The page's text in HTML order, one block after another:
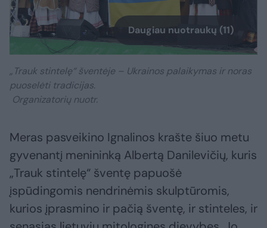
Daugiau nuotraukų (11)
„Trauk stintelę“ šventėje – Ukrainos palaikymas ir noras
puoselėti tradicijas.
Organizatorių nuotr.
Meras pasveikino Ignalinos krašte šiuo metu
gyvenantį menininką Albertą Danilevičių, kuris
„Trauk stintelę“ šventę papuošė
įspūdingomis nendrinėmis skulptūromis,
kurios įprasmino ir pačią šventę, ir stinteles, ir